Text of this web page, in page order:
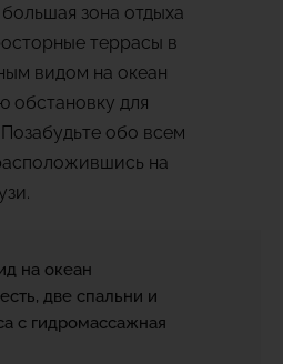
зона отдыха
террасы в
видом на океан
обстановку для
обо всем
на
на океан
две спальни и
с гидромассажная